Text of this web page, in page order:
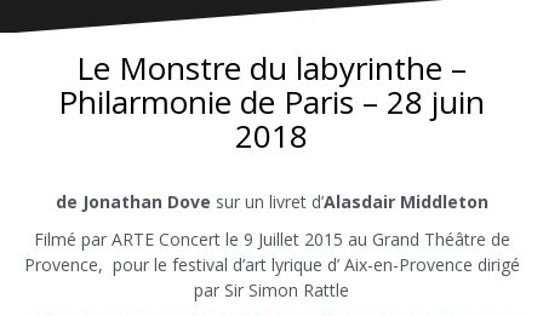
Le Monstre du labyrinthe –
Philarmonie de Paris – 28 juin
2018
de Jonathan Dove sur un livret d’Alasdair Middleton
Filmé par ARTE Concert le 9 Juillet 2015 au Grand Théâtre de
Provence, pour le festival d’art lyrique d’ Aix-en-Provence dirigé
par Sir Simon Rattle